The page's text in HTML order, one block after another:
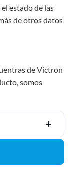
estado de las
de otros datos
de Victron
somos
+